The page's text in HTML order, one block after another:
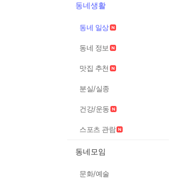
동네생활
동네 일상
동네 정보
맛집 추천
분실/실종
건강/운동
스포츠 관람
동네모임
문화/예술